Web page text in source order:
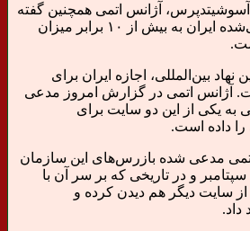
آژانس اتمی همچنین گفته
میزان ذخائر اورانیوم غنی‌شده ایران به بیش از ۱۰ برابر میزان
بین‌المللی، اجازه ایران برای
سایت است. آژانس اتمی در گزارش امروز مدعی
به یکی از این دو سایت برای
داده است.
اتمی مدعی شده بازرس‌های این سازمان
و در تاریخی که بر سر آن با
سایت دیگر هم دیدن کرده و
داد.